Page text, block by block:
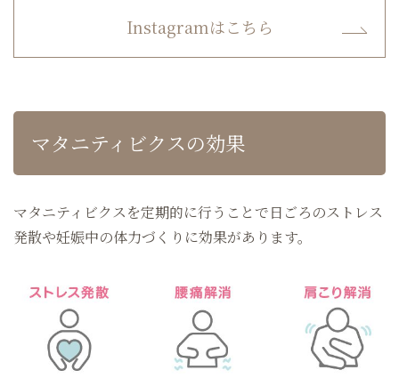
Instagramはこちら
マタニティビクスの効果
マタニティビクスを定期的に行うことで日ごろのストレス
発散や妊娠中の体力づくりに効果があります。